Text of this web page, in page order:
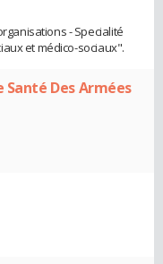
- Specialité
et médico-sociaux".
Santé Des Armées